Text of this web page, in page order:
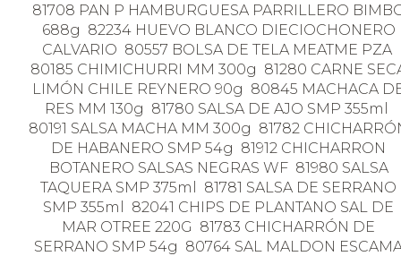
81708 PAN P HAMBURGUESA PARRILLERO
688g 82234 HUEVO BLANCO DIECIOCHONERO
CALVARIO 80557 BOLSA DE TELA MEATME PZA
80185 CHIMICHURRI MM 300g 81280 CARNE
LIMÓN CHILE REYNERO 90g 80845 MACHACA
RES MM 130g 81780 SALSA DE AJO SMP 355ml
80191 SALSA MACHA MM 300g 81782
DE HABANERO SMP 54g 81912 CHICHARRON
BOTANERO SALSAS NEGRAS WF 81980 SALSA
TAQUERA SMP 375ml 81781 SALSA DE SERRANO
SMP 355ml 82041 CHIPS DE PLANTANO SAL DE
MAR OTREE 220G 81783 CHICHARRÓN DE
SERRANO SMP 54g 80764 SAL MALDON